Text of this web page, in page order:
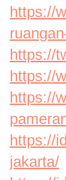
https://
https://
https://
https://
https://
jakarta/